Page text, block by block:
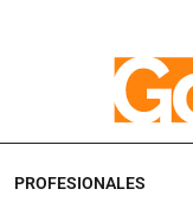
PROFESIONALES